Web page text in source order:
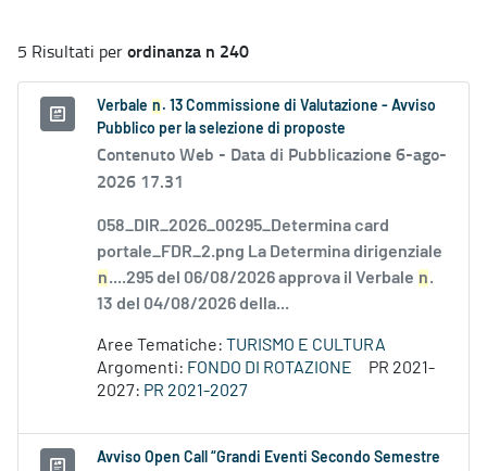
5 Risultati perordinanza n 240
Verbale n . 13 Commissione di Valutazione - Avviso
Pubblico per la selezione di proposte
Contenuto Web - Data di Pubblicazione 6-ago-
2026 17.31
058_DIR_2026_00295_Determina card
portale_FDR_2.png La Determina dirigenziale
n....295 del 06/08/2026 approva il Verbale n.
13 del 04/08/2026 della...
Aree Tematiche: TURISMO E CULTURA
Argomenti: FONDO DI ROTAZIONE
PR 2021-
2027: PR 2021-2027
Avviso Open Call “Grandi Eventi Secondo Semestre